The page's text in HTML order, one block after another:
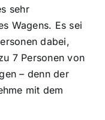
sehr
Wagens. Es sei
dabei,
7 Personen von
– denn der
mit dem